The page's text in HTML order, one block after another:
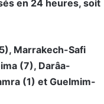
en 24 heures, soit
Marrakech-Safi
(7), Darâa-
(1) et Guelmim-